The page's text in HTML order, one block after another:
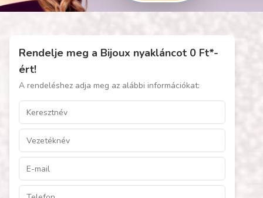
Rendelje meg a Bijoux nyakláncot 0 Ft*-
ért!
A rendeléshez adja meg az alábbi információkat: